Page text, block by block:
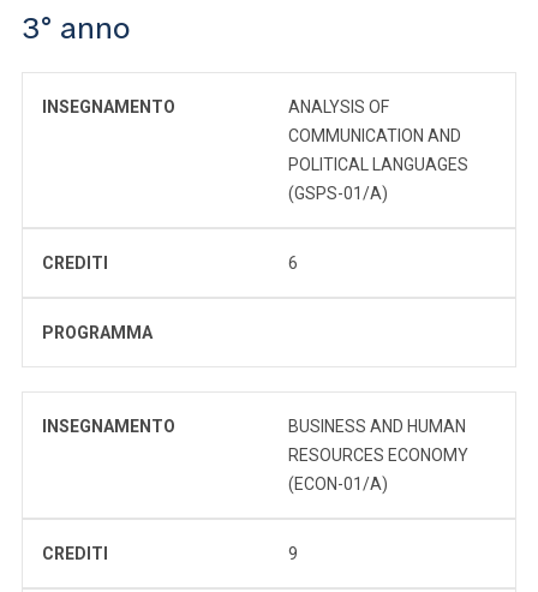
3° anno
INSEGNAMENTO
ANALYSIS OF
COMMUNICATION AND
POLITICAL LANGUAGES
(GSPS-01/A)
CREDITI 6
PROGRAMMA
INSEGNAMENTO
BUSINESS AND HUMAN
RESOURCES ECONOMY
(ECON-01/A)
CREDITI 9